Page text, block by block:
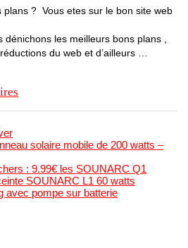
plans ? Vous etes sur le bon site web
les meilleurs bons plans ,
du web et d’ailleurs …
solaire mobile de 200 watts –
: 9.99€ les SOUNARC Q1
SOUNARC L1 60 watts
avec pompe sur batterie